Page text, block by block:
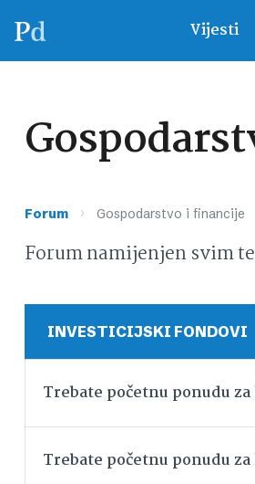
Vijesti
Forum › Gospodarstvo i financije
Forum namijenjen svim
INVESTICIJSKI FONDOVI
Trebate početnu ponudu
Trebate početnu ponudu